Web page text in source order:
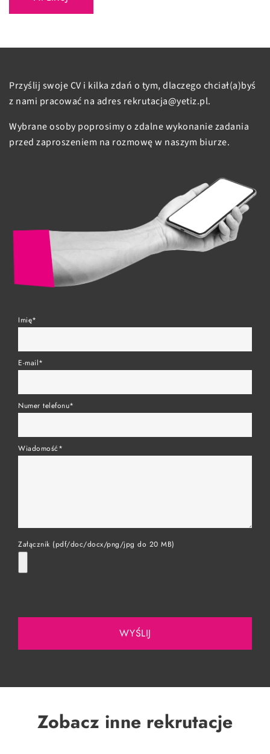
Przyślij swoje CV i kilka zdań o tym, dlaczego chciał(a)byś
z nami pracować na adres rekrutacja@yetiz.pl.
Wybrane osoby poprosimy o zdalne wykonanie zadania
przed zaproszeniem na rozmowę w naszym biurze.
Imię*
E-mail*
Numer telefonu*
Wiadomość*
Załącznik (pdf/doc/docx/png/jpg do 20 MB)
Zobacz inne rekrutacje